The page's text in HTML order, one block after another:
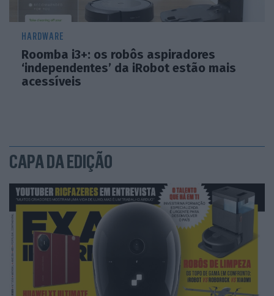
HARDWARE
Roomba i3+: os robôs aspiradores
‘independentes’ da iRobot estão mais
acessíveis
CAPA DA EDIÇÃO